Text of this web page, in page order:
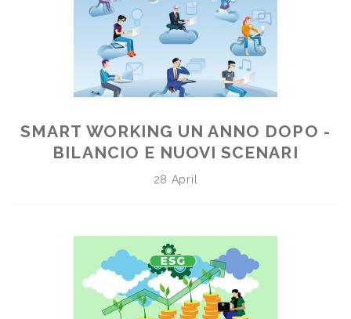
SMART WORKING UN ANNO DOPO -
BILANCIO E NUOVI SCENARI
28 April